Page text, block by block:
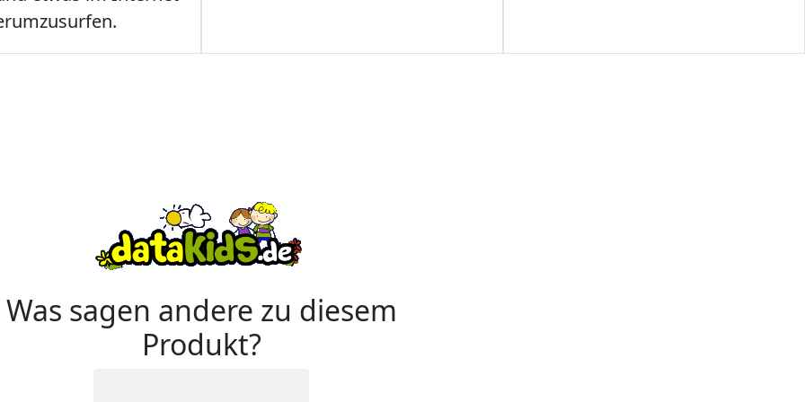
Was sagen andere zu diesem
Produkt?